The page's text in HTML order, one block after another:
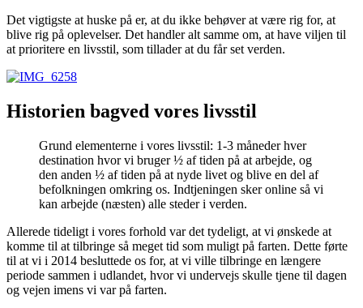
Det vigtigste at huske på er, at du ikke behøver at være rig for, at
blive rig på oplevelser. Det handler alt samme om, at have viljen til
at prioritere en livsstil, som tillader at du får set verden.
Historien bagved vores livsstil
Grund elementerne i vores livsstil: 1-3 måneder hver
destination hvor vi bruger ½ af tiden på at arbejde, og
den anden ½ af tiden på at nyde livet og blive en del af
befolkningen omkring os. Indtjeningen sker online så vi
kan arbejde (næsten) alle steder i verden.
Allerede tideligt i vores forhold var det tydeligt, at vi ønskede at
komme til at tilbringe så meget tid som muligt på farten. Dette førte
til at vi i 2014 besluttede os for, at vi ville tilbringe en længere
periode sammen i udlandet, hvor vi undervejs skulle tjene til dagen
og vejen imens vi var på farten.